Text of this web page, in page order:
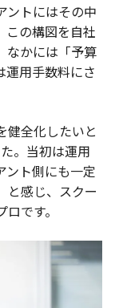
ントにはその中
この構図を自社
なかには「予算
運用手数料にさ
健全化したいと
。当初は運用
ント側にも一定
と感じ、スクー
です。